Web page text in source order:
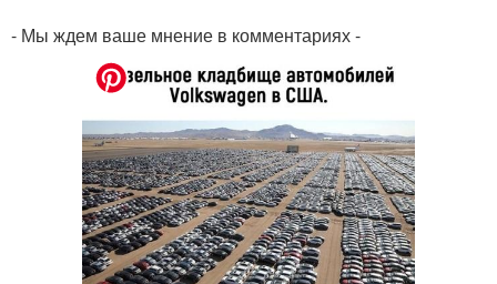
- Мы ждем ваше мнение в комментариях -